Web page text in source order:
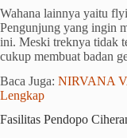
Wahana lainnya yaitu
Pengunjung yang ingin
ini. Meski treknya tidak
cukup membuat badan
Baca Juga: NIRVANA
Lengkap
Fasilitas Pendopo